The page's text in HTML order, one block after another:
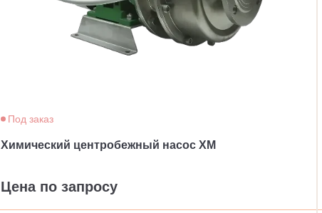
Под заказ
Химический центробежный насос ХМ
Цена по запросу